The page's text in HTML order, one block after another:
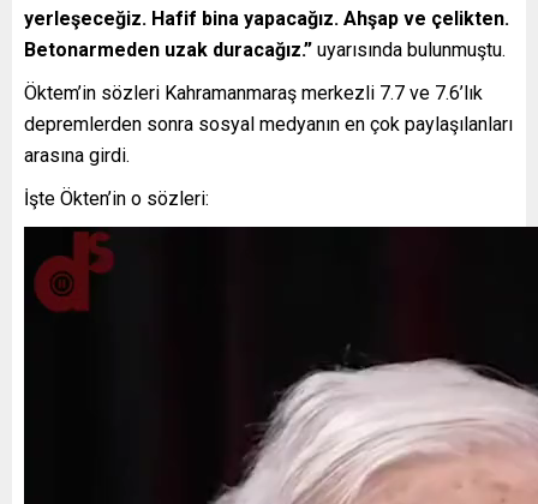
yerleşeceğiz. Hafif bina yapacağız. Ahşap ve çelikten.
Betonarmeden uzak duracağız.” uyarısında bulunmuştu.
Öktem’in sözleri Kahramanmaraş merkezli 7.7 ve 7.6’lık
depremlerden sonra sosyal medyanın en çok paylaşılanları
arasına girdi.
İşte Ökten’in o sözleri: